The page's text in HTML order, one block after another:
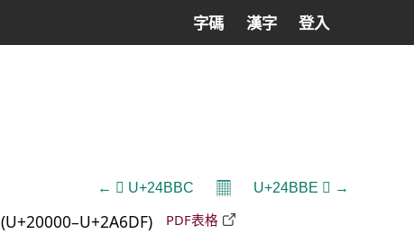
字碼 漢字 登入
← 𤮼 U+24BBC 𝄜 U+24BBE 𤮾 →
(U+20000–U+2A6DF) PDF表格